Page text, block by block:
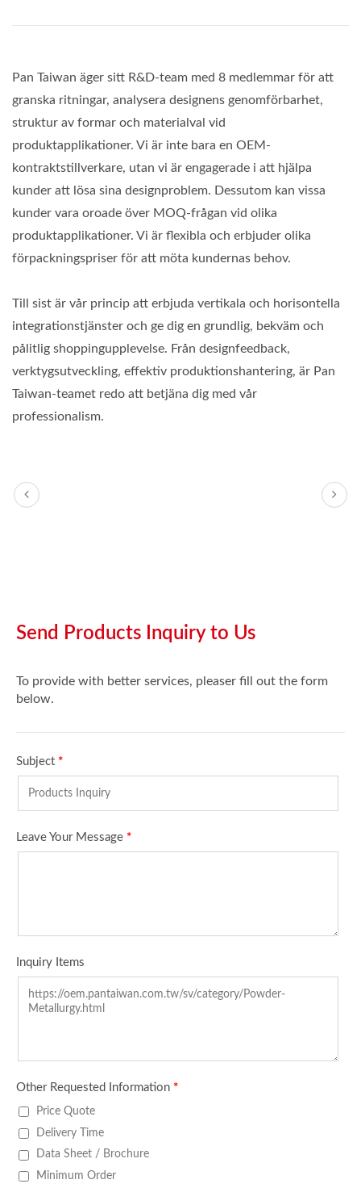
Pan Taiwan äger sitt R&D-team med 8 medlemmar för att
granska ritningar, analysera designens genomförbarhet,
struktur av formar och materialval vid
produktapplikationer. Vi är inte bara en OEM-
kontraktstillverkare, utan vi är engagerade i att hjälpa
kunder att lösa sina designproblem. Dessutom kan vissa
kunder vara oroade över MOQ-frågan vid olika
produktapplikationer. Vi är flexibla och erbjuder olika
förpackningspriser för att möta kundernas behov.
Till sist är vår princip att erbjuda vertikala och horisontella
integrationstjänster och ge dig en grundlig, bekväm och
pålitlig shoppingupplevelse. Från designfeedback,
verktygsutveckling, effektiv produktionshantering, är Pan
Taiwan-teamet redo att betjäna dig med vår
professionalism.